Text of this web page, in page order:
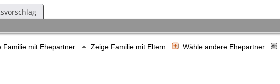
Familie mit Ehepartner Zeige Familie mit Eltern Wähle andere Ehepartner